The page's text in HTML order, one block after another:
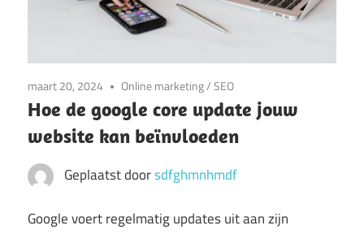
maart 20, 2024 Online marketing/SEO
Hoe de google core update jouw
website kan beïnvloeden
Geplaatst doorsdfghmnhmdf
Google voert regelmatig updates uit aan zijn